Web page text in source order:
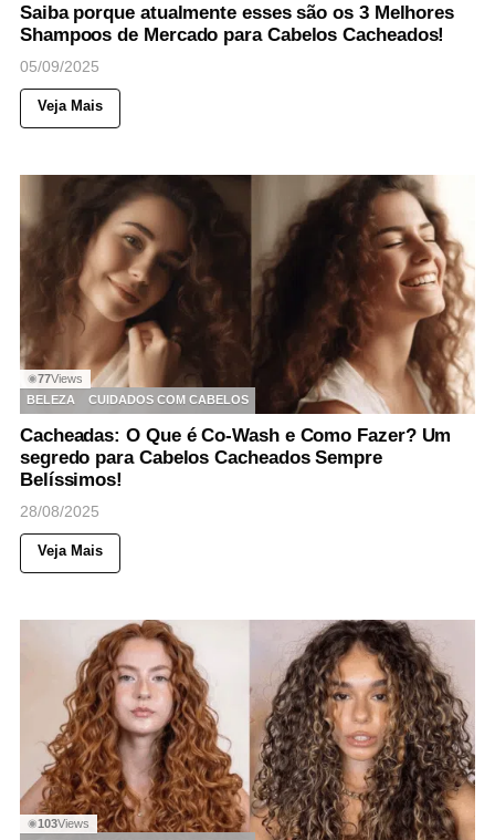
Saiba porque atualmente esses são os 3 Melhores
Shampoos de Mercado para Cabelos Cacheados!
05/09/2025
Veja Mais
◉77Views
BELEZA
CUIDADOS COM CABELOS
Cacheadas: O Que é Co-Wash e Como Fazer? Um
segredo para Cabelos Cacheados Sempre
Belíssimos!
28/08/2025
Veja Mais
◉103Views